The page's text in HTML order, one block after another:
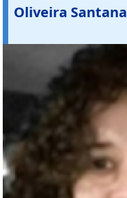
Oliveira Santana